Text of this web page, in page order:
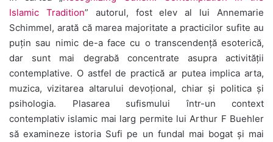
Islamic Tradition” autorul, fost elev al lui Annemarie
Schimmel, arată că marea majoritate a practicilor sufite au
puțin sau nimic de-a face cu o transcendență esoterică,
dar sunt mai degrabă concentrate asupra activității
contemplative. O astfel de practică ar putea implica arta,
muzica, vizitarea altarului devoțional, chiar și politica și
psihologia. Plasarea sufismului într-un context
contemplativ islamic mai larg permite lui Arthur F Buehler
să examineze istoria Sufi pe un fundal mai bogat și mai